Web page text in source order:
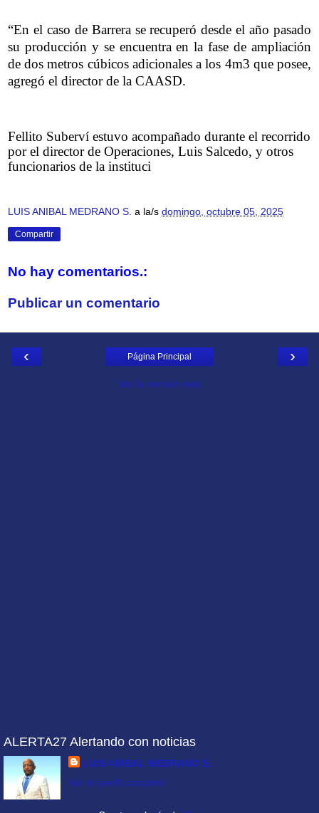
“En el caso de Barrera se recuperó desde el año pasado
su producción y se encuentra en la fase de ampliación
de dos metros cúbicos adicionales a los 4m3 que posee,
agregó el director de la CAASD.
Fellito Suberví estuvo acompañado durante el recorrido
por el director de Operaciones, Luis Salcedo, y otros
funcionarios de la instituci
LUIS ANIBAL MEDRANO S. a la/s domingo, octubre 05, 2025
Compartir
No hay comentarios.:
Publicar un comentario
‹ ›
Página Principal
Ver la versión web
ALERTA27 Alertando con noticias
LUIS ANIBAL MEDRANO S.
Ver mi perfil completo